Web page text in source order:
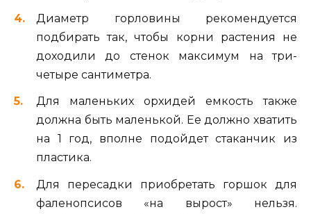
Диаметр горловины рекомендуется
подбирать так, чтобы корни растения не
доходили до стенок максимум на три-
четыре сантиметра.
Для маленьких орхидей емкость также
должна быть маленькой. Ее должно хватить
на 1 год, вполне подойдет стаканчик из
пластика.
Для пересадки приобретать горшок для
фаленопсисов «на вырост» нельзя.